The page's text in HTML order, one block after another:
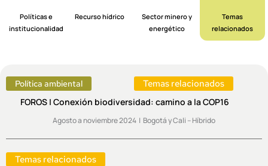
Políticas e
institucionalidad
Recurso hídrico
Sector minero y
energético
Temas
relacionados
Política ambiental
Temas relacionados
FOROS | Conexión biodiversidad: camino a la COP16
Agosto a noviembre 2024 | Bogotá y Cali – Híbrido
Temas relacionados